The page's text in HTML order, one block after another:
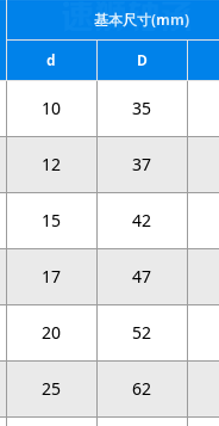
基本尺寸(mm)
d
D
10 35
12 37
15 42
17 47
20 52
25 62